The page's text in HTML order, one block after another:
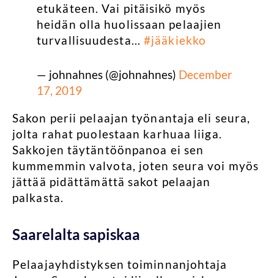
etukäteen. Vai pitäisikö myös
heidän olla huolissaan pelaajien
turvallisuudesta...#jääkiekko
— johnahnes (@johnahnes) December
17, 2019
Sakon perii pelaajan työnantaja eli seura,
jolta rahat puolestaan karhuaa liiga.
Sakkojen täytäntöönpanoa ei sen
kummemmin valvota, joten seura voi myös
jättää pidättämättä sakot pelaajan
palkasta.
Saarelalta sapiskaa
Pelaajayhdistyksen toiminnanjohtaja